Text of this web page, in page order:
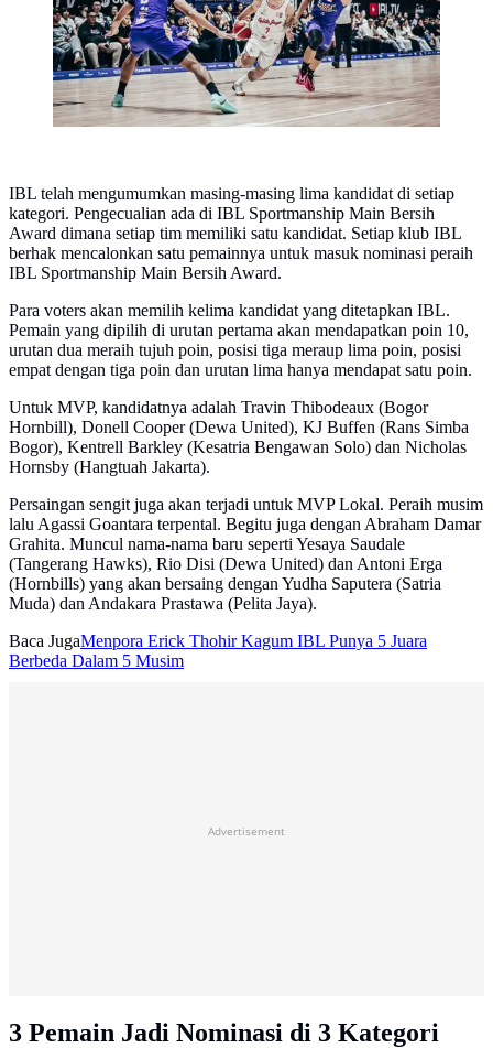
IBL telah mengumumkan masing-masing lima kandidat di setiap
kategori. Pengecualian ada di IBL Sportmanship Main Bersih
Award dimana setiap tim memiliki satu kandidat. Setiap klub IBL
berhak mencalonkan satu pemainnya untuk masuk nominasi peraih
IBL Sportmanship Main Bersih Award.
Para voters akan memilih kelima kandidat yang ditetapkan IBL.
Pemain yang dipilih di urutan pertama akan mendapatkan poin 10,
urutan dua meraih tujuh poin, posisi tiga meraup lima poin, posisi
empat dengan tiga poin dan urutan lima hanya mendapat satu poin.
Untuk MVP, kandidatnya adalah Travin Thibodeaux (Bogor
Hornbill), Donell Cooper (Dewa United), KJ Buffen (Rans Simba
Bogor), Kentrell Barkley (Kesatria Bengawan Solo) dan Nicholas
Hornsby (Hangtuah Jakarta).
Persaingan sengit juga akan terjadi untuk MVP Lokal. Peraih musim
lalu Agassi Goantara terpental. Begitu juga dengan Abraham Damar
Grahita. Muncul nama-nama baru seperti Yesaya Saudale
(Tangerang Hawks), Rio Disi (Dewa United) dan Antoni Erga
(Hornbills) yang akan bersaing dengan Yudha Saputera (Satria
Muda) dan Andakara Prastawa (Pelita Jaya).
Baca JugaMenpora Erick Thohir Kagum IBL Punya 5 Juara
Berbeda Dalam 5 Musim
Advertisement
3 Pemain Jadi Nominasi di 3 Kategori